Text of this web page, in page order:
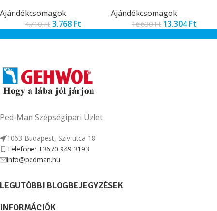
Ajándékcsomagok
4.710Ft 3.768 Ft
Ajándékcsomagok
16.630Ft 13.304Ft
Ped-Man Szépségipari Üzlet
1063 Budapest, Szív utca 18.
Telefone: +3670 949 3193
info@pedman.hu
LEGUTÓBBI BLOGBEJEGYZÉSEK
INFORMÁCIÓK